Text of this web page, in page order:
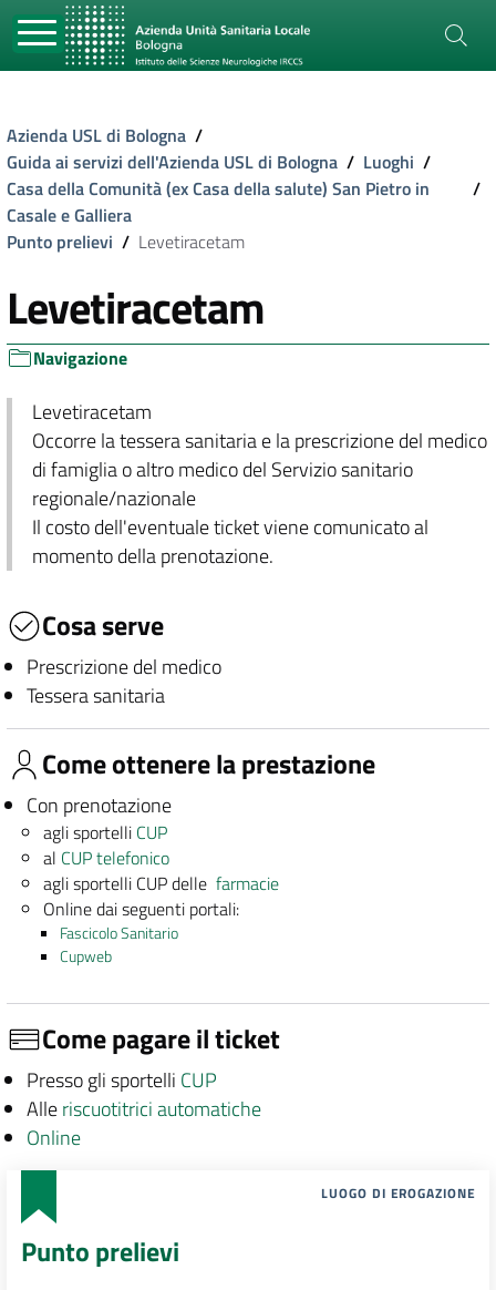
Azienda USL di Bologna /
Guida ai servizi dell'Azienda USL di Bologna / Luoghi /
Casa della Comunità (ex Casa della salute) San Pietro in
Casale e Galliera
/
Punto prelievi / Levetiracetam
Levetiracetam
Navigazione
Levetiracetam
Occorre la tessera sanitaria e la prescrizione del medico
di famiglia o altro medico del Servizio sanitario
regionale/nazionale
Il costo dell'eventuale ticket viene comunicato al
momento della prenotazione.
Cosa serve
Prescrizione del medico
Tessera sanitaria
Come ottenere la prestazione
Con prenotazione
agli sportelli CUP
al CUP telefonico
agli sportelli CUP dellefarmacie
Online dai seguenti portali:
Fascicolo Sanitario
Cupweb
Come pagare il ticket
Presso gli sportelli CUP
Alleriscuotitrici automatiche
Online
LUOGO DI EROGAZIONE
Punto prelievi